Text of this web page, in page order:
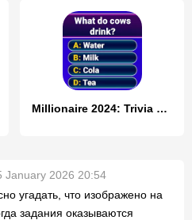
Millionaire 2024: Trivia Game
January 2026 20:54
угадать, что изображено на
задания оказываются